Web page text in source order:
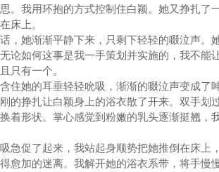
。我用环抱的方式控制住白颖。她又挣扎了
床上。
，她渐渐平静下来，只剩下轻轻的啜泣声。
论如何这事是我一手策划并实施的，我不能
只有一个。
住她的耳垂轻轻吮吸，渐渐的啜泣声变成了
的挣扎让白颖身上的浴衣散了开来。双手划
着形状。掌心感觉到粉嫩的乳头逐渐挺翘，
急促了起来，我站起身顺势把她推倒在床上
愈加的迷离。我解开她的浴衣系带，将手慢